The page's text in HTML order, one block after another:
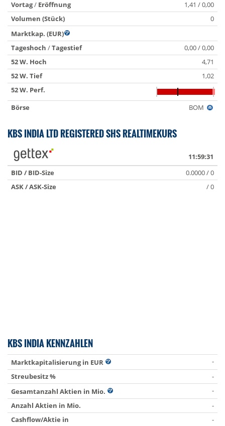
Vortag/ Eröffnung
1,41 / 0,00
Volumen (Stück)
0
Marktkap. (EUR)
Tageshoch /Tagestief
0,00 / 0,00
52 W. Hoch
4,71
52 W. Tief
1,02
52 W. Perf.
Börse
BOM
KBS INDIA LTD REGISTERED SHS REALTIMEKURS
11:59:31
BID / BID-Size
0.0000 / 0
ASK / ASK-Size
/ 0
KBS INDIA KENNZAHLEN
Marktkapitalisierung in EUR
-
Streubesitz %
-
Gesamtanzahl Aktien in Mio.
-
Anzahl Aktien in Mio.
-
Cashflow/Aktie in
-